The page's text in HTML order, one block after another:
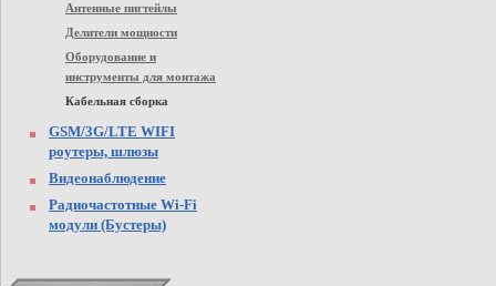
Антенные пигтейлы
Делители мощности
Оборудование и
инструменты для монтажа
Кабельная сборка
GSM/3G/LTE WIFI
роутеры, шлюзы
Видеонаблюдение
Радиочастотные Wi-Fi
модули (Бустеры)